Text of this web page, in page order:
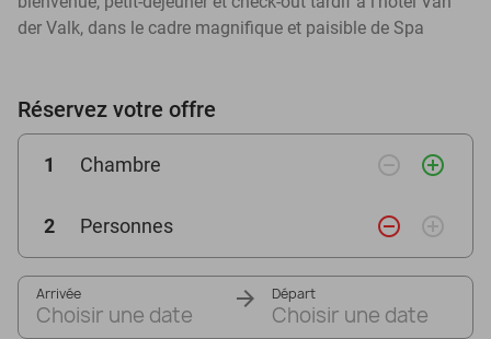
der Valk, dans le cadre magnifique et paisible de Spa
Réservez votre offre
1 Chambre remove_circle_outline add_circle_outline
2 Personnes remove_circle_outline add_circle_outline
Arrivée
Choisir une date
Départ
Choisir une date